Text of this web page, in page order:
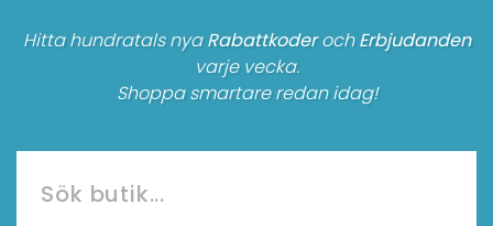
Hitta hundratals nyaRabattkoderochErbjudanden
varje vecka.
Shoppa smartare redan idag!